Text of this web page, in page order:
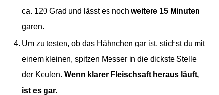
ca. 120 Grad und lässt es noch weitere 15 Minuten
garen.
Um zu testen, ob das Hähnchen gar ist, stichst du mit
einem kleinen, spitzen Messer in die dickste Stelle
der Keulen. Wenn klarer Fleischsaft heraus läuft,
ist es gar.